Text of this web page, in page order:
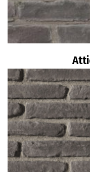
Διαβάστε περισσότερα